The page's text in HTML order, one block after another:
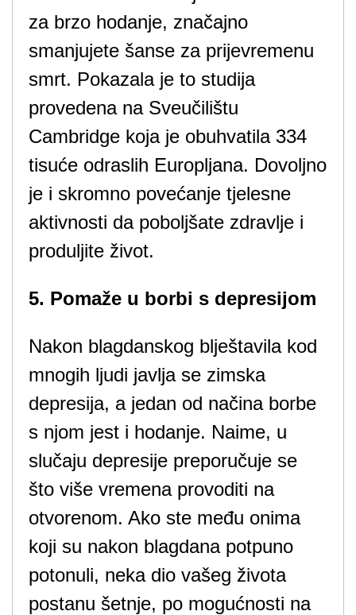
za brzo hodanje, značajno
smanjujete šanse za prijevremenu
smrt. Pokazala je to studija
provedena na Sveučilištu
Cambridge koja je obuhvatila 334
tisuće odraslih Europljana. Dovoljno
je i skromno povećanje tjelesne
aktivnosti da poboljšate zdravlje i
produljite život.
5. Pomaže u borbi s depresijom
Nakon blagdanskog blještavila kod
mnogih ljudi javlja se zimska
depresija, a jedan od načina borbe
s njom jest i hodanje. Naime, u
slučaju depresije preporučuje se
što više vremena provoditi na
otvorenom. Ako ste među onima
koji su nakon blagdana potpuno
potonuli, neka dio vašeg života
postanu šetnje, po mogućnosti na